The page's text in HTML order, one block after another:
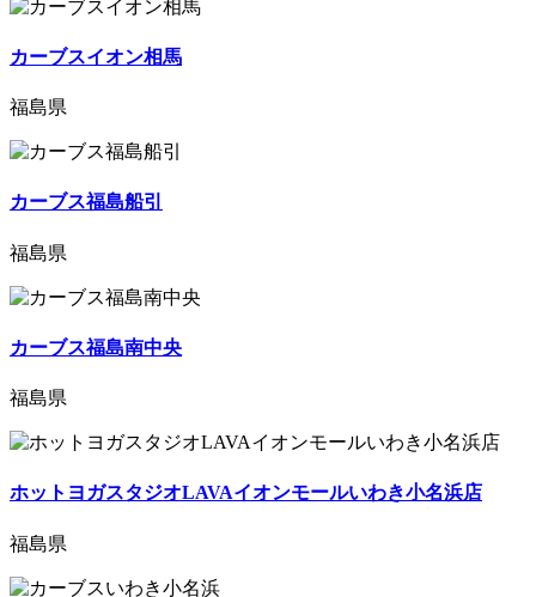
カーブスイオン相馬
福島県
カーブス福島船引
福島県
カーブス福島南中央
福島県
ホットヨガスタジオLAVAイオンモールいわき小名浜店
福島県